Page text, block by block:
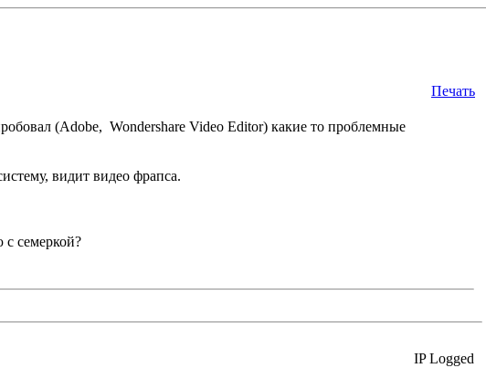
Печать
(Adobe, Wondershare Video Editor) какие то проблемные
видит видео фрапса.
с семеркой?
IP Logged